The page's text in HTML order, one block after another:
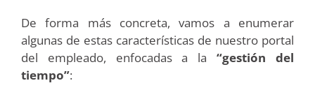
De forma más concreta, vamos a enumerar
algunas de estas características de nuestro portal
del empleado, enfocadas a la“gestión del
tiempo”: